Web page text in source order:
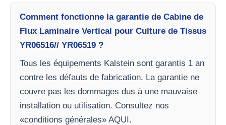
Comment fonctionne la garantie de Cabine de
Flux Laminaire Vertical pour Culture de Tissus
YR06516// YR06519 ?
Tous les équipements Kalstein sont garantis 1 an
contre les défauts de fabrication. La garantie ne
couvre pas les dommages dus à une mauvaise
installation ou utilisation. Consultez nos
«conditions générales» AQUI.